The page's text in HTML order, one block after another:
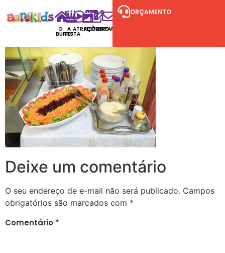
O
BUFFET
A
FESTA
ATRAÇÕES
FESTAS
CONTATO
RSVP
ORÇAMENTO
Deixe um comentário
O seu endereço de e-mail não será publicado. Campos
obrigatórios são marcados com *
Comentário *